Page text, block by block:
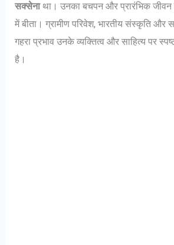
सक्सेनाथा। उनका बचपन और प्रारंभिक जीवन
में बीता। ग्रामीण परिवेश, भारतीय संस्कृति और
गहरा प्रभाव उनके व्यक्तित्व और साहित्य पर
है।